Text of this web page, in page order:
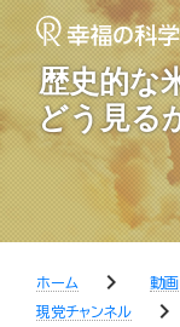
歴史的な
どう見る
ホーム chevron_right 動画
現党チャンネル
chevron_right